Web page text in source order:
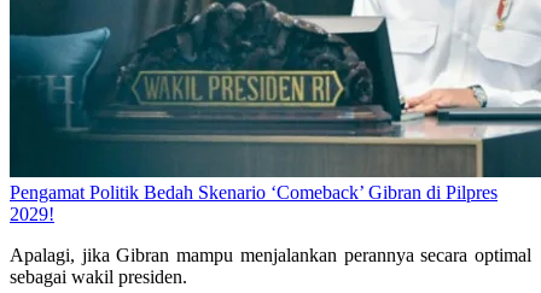
Pengamat Politik Bedah Skenario ‘Comeback’ Gibran di Pilpres
2029!
Apalagi, jika Gibran mampu menjalankan perannya secara optimal
sebagai wakil presiden.